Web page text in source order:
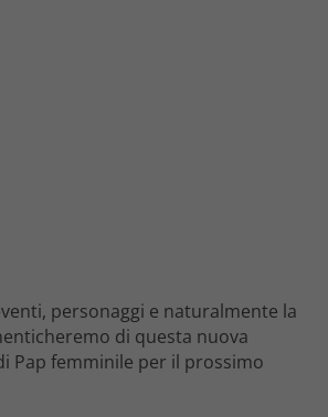
personaggi e naturalmente la
di questa nuova
Pap femminile per il prossimo